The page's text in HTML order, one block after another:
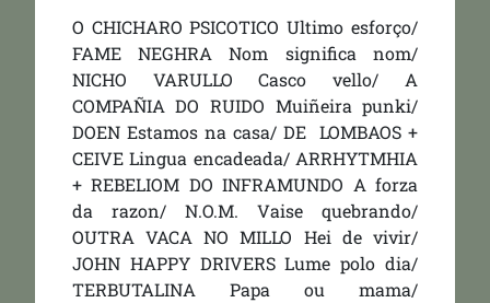
O CHICHARO PSICOTICO Ultimo esforço/
FAME NEGHRA Nom significa nom/
NICHO VARULLO Casco vello/ A
COMPAÑIA DO RUIDO Muiñeira punki/
DOEN Estamos na casa/ DE LOMBAOS +
CEIVE Lingua encadeada/ ARRHYTMHIA
+ REBELIOM DO INFRAMUNDO A forza
da razon/ N.O.M. Vaise quebrando/
OUTRA VACA NO MILLO Hei de vivir/
JOHN HAPPY DRIVERS Lume polo dia/
TERBUTALINA Papa ou mama/